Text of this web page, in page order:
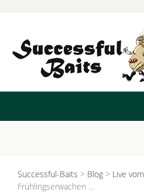
Successful-Baits > Blog > Live
Frühlingserwachen …